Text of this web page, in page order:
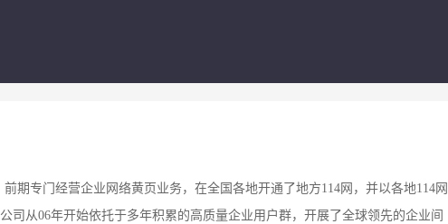
期专门经营企业网络黄页业务，在全国各地开通了地方114网，并以各地114网
司从06年开始依托于多年积累的高质量企业用户群，开展了全球领先的企业间